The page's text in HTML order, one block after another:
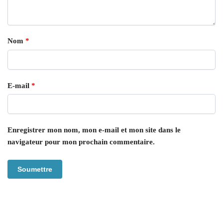
Nom *
E-mail *
Enregistrer mon nom, mon e-mail et mon site dans le
navigateur pour mon prochain commentaire.